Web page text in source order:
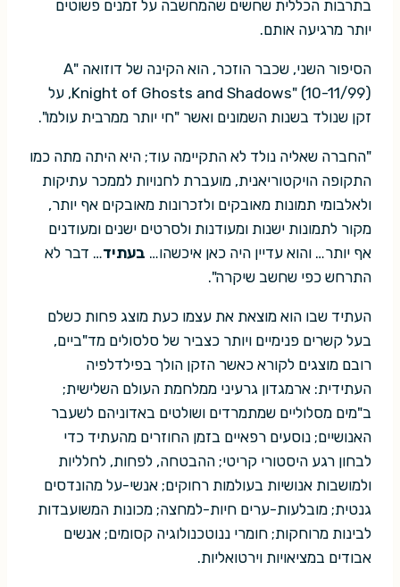
בתרבות הכללית שחשים שהמחשבה על זמנים פשוטים
יותר מרגיעה אותם.
הסיפור השני, שכבר הוזכר, הוא הקינה של דוזואה "A
Knight of Ghosts and Shadows" (10-11/99), על
זקן שנולד בשנות השמונים ואשר "חי יותר ממרבית עולמו".
"החברה שאליה נולד לא התקיימה עוד; היא היתה מתה כמו
התקופה הויקטוריאנית, מועברת לחנויות לממכר עתיקות
ולאלבומי תמונות מאובקים ולזכרונות מאובקים אף יותר,
מקור לתמונות ישנות ומעודנות ולסרטים ישנים ומעודנים
אף יותר… והוא עדיין היה כאן איכשהו… בעתיד… דבר לא
התרחש כפי שחשב שיקרה".
העתיד שבו הוא מוצאת את עצמו כעת מוצג פחות כשלם
בעל קשרים פנימיים ויותר כצביר של סלסולים מד"ביים,
רובם מוצגים לקורא כאשר הזקן הולך בפילדלפיה
העתידית: ארמגדון גרעיני ממלחמת העולם השלישית;
ב"מים מסלוליים שמתמרדים ושולטים באדוניהם לשעבר
האנושיים; נוסעים רפאיים בזמן החוזרים מהעתיד כדי
לבחון רגע היסטורי קריטי; ההבטחה, לפחות, לחלליות
ולמושבות אנושיות בעולמות רחוקים; אנשי-על מהונדסים
גנטית; מובלעות-ערים חיות-למחצה; מכונות המשועבדות
לבינות מרוחקות; חומרי ננוטכנולוגיה קסומים; אנשים
אבודים במציאויות וירטואליות.